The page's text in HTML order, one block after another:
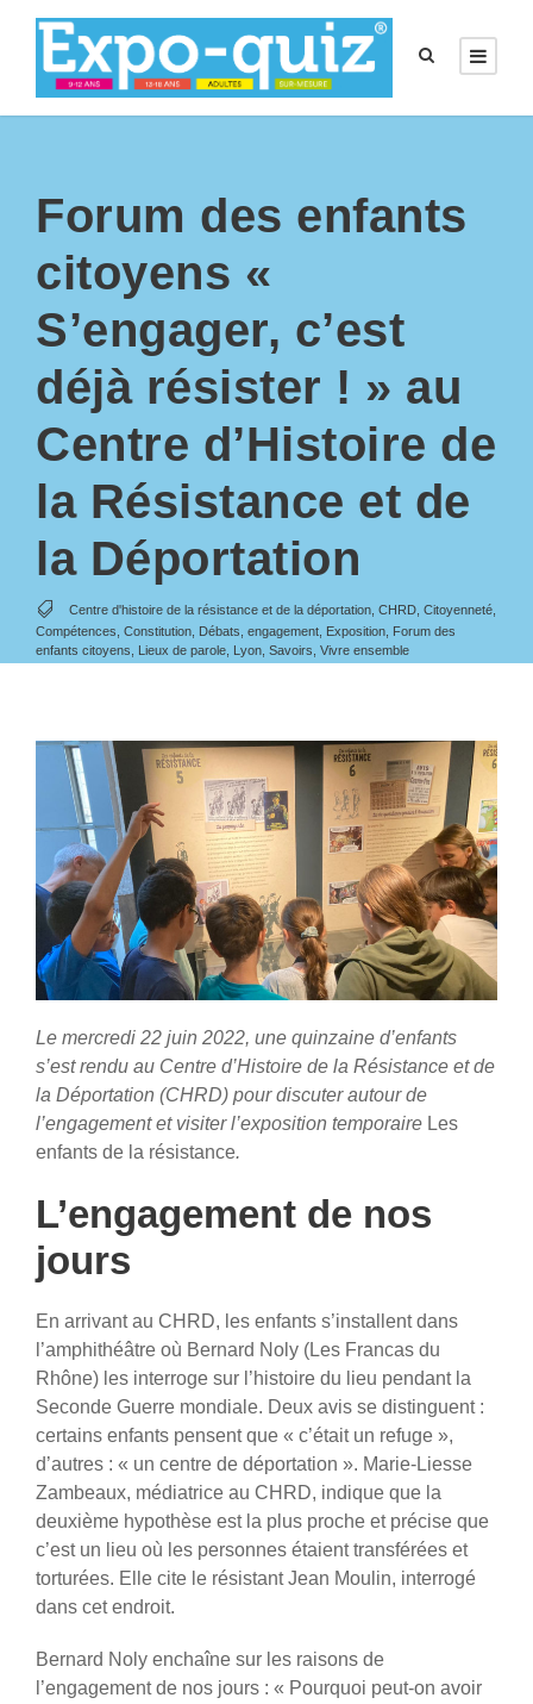
Forum des enfants
citoyens «
S’engager, c’est
déjà résister ! » au
Centre d’Histoire de
la Résistance et de
la Déportation
Centre d'histoire de la résistance et de la déportation CHRD Citoyenneté
Compétences Constitution Débats engagement Exposition Forum des
enfants citoyens
Lieux de parole Lyon Savoirs Vivre ensemble
Le mercredi 22 juin 2022, une quinzaine d’enfants
s’est rendu au Centre d’Histoire de la Résistance et de
la Déportation (CHRD) pour discuter autour de
l’engagement et visiter l’exposition temporaire Les
enfants de la résistance.
L’engagement de nos
jours
En arrivant au CHRD, les enfants s’installent dans
l’amphithéâtre où Bernard Noly (Les Francas du
Rhône) les interroge sur l’histoire du lieu pendant la
Seconde Guerre mondiale. Deux avis se distinguent :
certains enfants pensent que « c’était un refuge »,
d’autres : « un centre de déportation ». Marie-Liesse
Zambeaux, médiatrice au CHRD, indique que la
deuxième hypothèse est la plus proche et précise que
c’est un lieu où les personnes étaient transférées et
torturées. Elle cite le résistant Jean Moulin, interrogé
dans cet endroit.
Bernard Noly enchaîne sur les raisons de
l’engagement de nos jours : « Pourquoi peut-on avoir